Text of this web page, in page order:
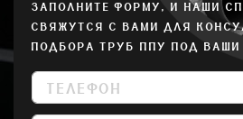
ЗАПОЛНИТЕ ФОРМУ, И НАШИ
СВЯЖУТСЯ С ВАМИ ДЛЯ
ПОДБОРА ТРУБ ППУ ПОД